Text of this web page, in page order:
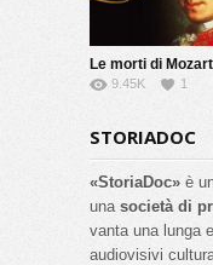
Le morti di Mozart
9.45K 1
STORIADOC
«StoriaDoc» è
una società di
vanta una lunga
audiovisivi